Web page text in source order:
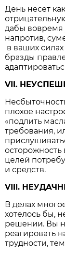
День несет
дабы вовремя
напротив,
в ваших силах
бразды
VII.
плохое
«подлить
требования,
осторожность
целей
и средств.
VIII.
В делах
хотелось бы,
решении. Вы
реагировать
трудности,